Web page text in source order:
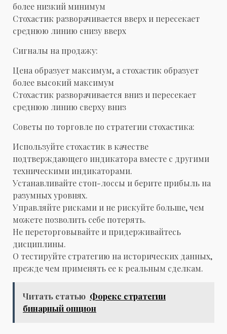
более низкий минимум
Стохастик разворачивается вверх и пересекает
среднюю линию снизу вверх
Сигналы на продажу:
Цена образует максимум, а стохастик образует
более высокий максимум
Стохастик разворачивается вниз и пересекает
среднюю линию сверху вниз
Советы по торговле по стратегии стохастика:
Используйте стохастик в качестве
подтверждающего индикатора вместе с другими
техническими индикаторами.
Устанавливайте стоп-лоссы и берите прибыль на
разумных уровнях.
Управляйте рисками и не рискуйте больше, чем
можете позволить себе потерять.
Не переторговывайте и придерживайтесь
дисциплины.
О тестируйте стратегию на исторических данных,
прежде чем применять ее к реальным сделкам.
Читать статью Форекс стратегии
бинарный опцион